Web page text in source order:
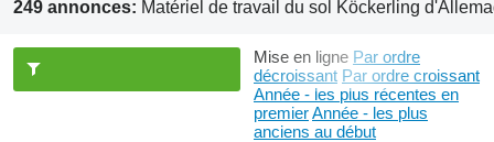
249 annonces: Matériel de travail du sol Köckerling
Mise en ligne Par ordre
décroissant Par ordre croissant
Année - les plus récentes en
premierAnnée - les plus
anciens au début